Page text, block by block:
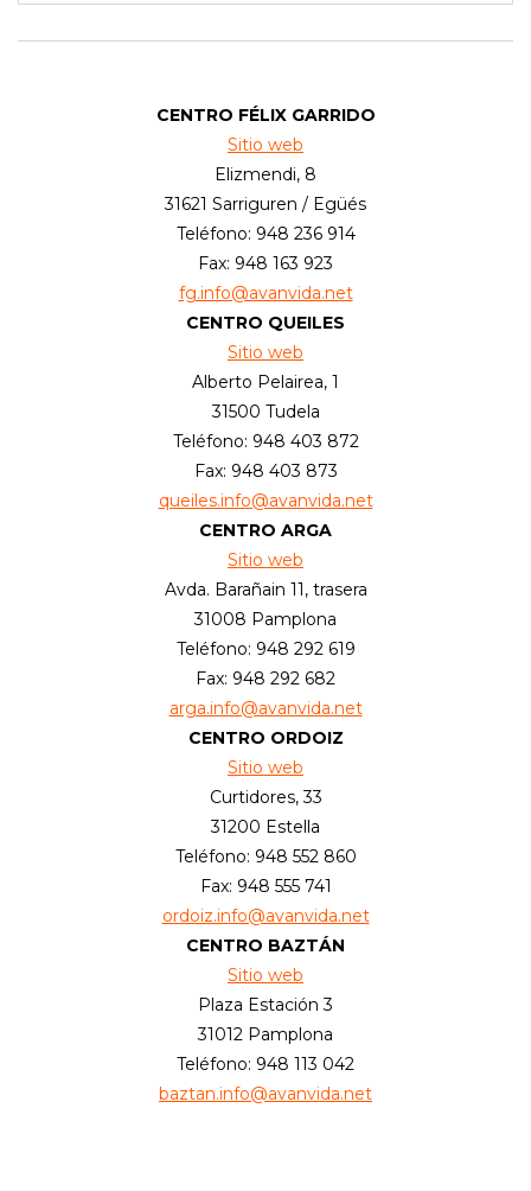
CENTRO FÉLIX GARRIDO
Sitio web
Elizmendi, 8
31621 Sarriguren / Egüés
Teléfono: 948 236 914
Fax: 948 163 923
fg.info@avanvida.net
CENTRO QUEILES
Sitio web
Alberto Pelairea, 1
31500 Tudela
Teléfono: 948 403 872
Fax: 948 403 873
queiles.info@avanvida.net
CENTRO ARGA
Sitio web
Avda. Barañain 11, trasera
31008 Pamplona
Teléfono: 948 292 619
Fax: 948 292 682
arga.info@avanvida.net
CENTRO ORDOIZ
Sitio web
Curtidores, 33
31200 Estella
Teléfono: 948 552 860
Fax: 948 555 741
ordoiz.info@avanvida.net
CENTRO BAZTÁN
Sitio web
Plaza Estación 3
31012 Pamplona
Teléfono: 948 113 042
baztan.info@avanvida.net